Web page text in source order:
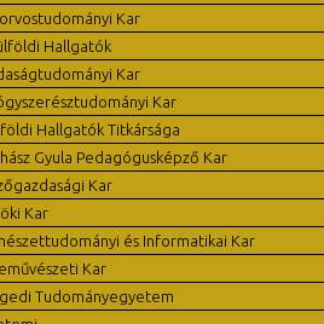
Kar
Hallgatók
Kar
Kar
Hallgatók Titkársága
Gyula Pedagógusképző Kar
Kar
Kar
és Informatikai Kar
Kar
Tudományegyetem